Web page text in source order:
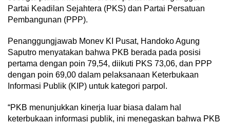
Partai Keadilan Sejahtera (PKS) dan Partai Persatuan
Pembangunan (PPP).
Penanggungjawab Monev KI Pusat, Handoko Agung
Saputro menyatakan bahwa PKB berada pada posisi
pertama dengan poin 79,54, diikuti PKS 73,06, dan PPP
dengan poin 69,00 dalam pelaksanaan Keterbukaan
Informasi Publik (KIP) untuk kategori parpol.
“PKB menunjukkan kinerja luar biasa dalam hal
keterbukaan informasi publik, ini menegaskan bahwa PKB